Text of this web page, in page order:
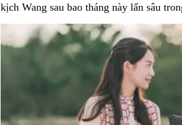
kịch Wang sau bao tháng này lấn sâu